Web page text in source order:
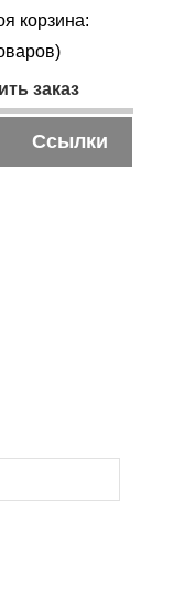
корзина:
заказ
Ссылки